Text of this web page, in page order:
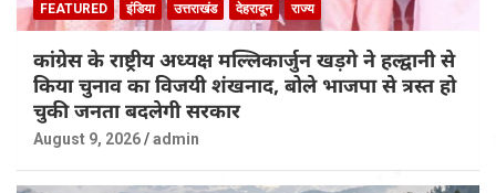
FEATURED इंडिया उत्तराखंड देहरादून राज्य
कांग्रेस के राष्ट्रीय अध्यक्ष मल्लिकार्जुन खड़गे ने हल्द्वानी से
किया चुनाव का विजयी शंखनाद, बोले भाजपा से त्रस्त हो
चुकी जनता बदलेगी सरकार
August 9, 2026 admin